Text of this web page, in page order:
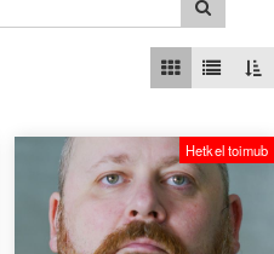
Hetkel toimub